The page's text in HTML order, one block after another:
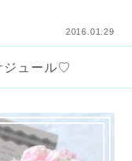
2016.01.29
ジュール♡